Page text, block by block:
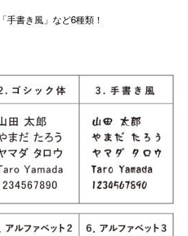
手書き風」など6種類！